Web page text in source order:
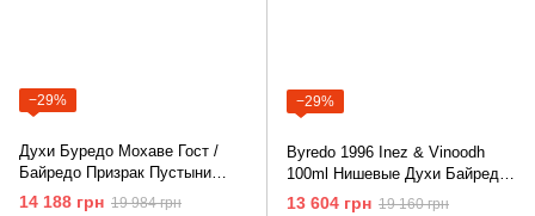
−29%
Духи Буредо Мохаве Гост /
Байредо Призрак Пустыни
100ml edp Byredo Mojave Ghost
14 188 грн 19 984 грн
−29%
Byredo 1996 Inez & Vinoodh
100ml Нишевые Духи Байредо
1996
13 604 грн 19 160 грн